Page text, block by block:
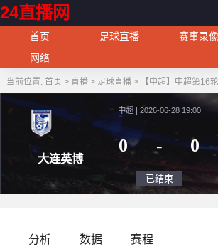
24直播网
首页 足球直播 赛事录像
网络
当前位置: 首页 > 直播> 足球直播> 【中超】中超第16
大连英博
中超 | 2026-06-
0
分析 数据 赛程